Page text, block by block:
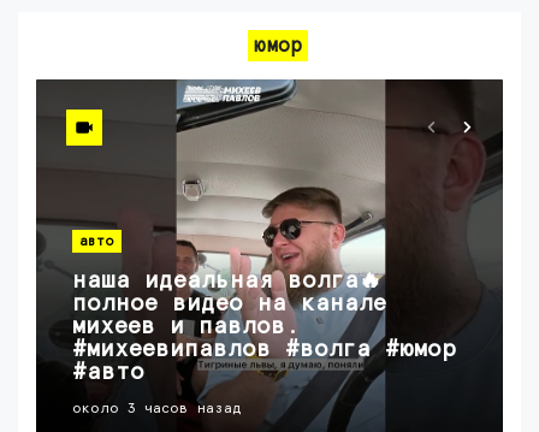
юмор
авто
наша идеальная волга🔥
полное видео на канале
михеев и павлов.
#михеевипавлов #волга #юмор
#авто
около 3 часов назад